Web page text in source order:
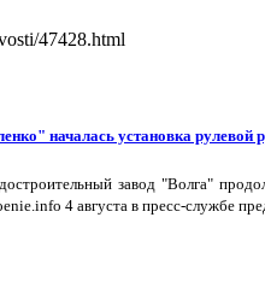
47428.html
началась установка рулевой
завод "Волга"
4 августа в пресс-службе